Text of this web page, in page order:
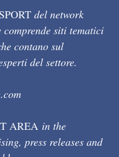
del network
siti tematici
contano sul
del settore.
AREA in the
press releases and